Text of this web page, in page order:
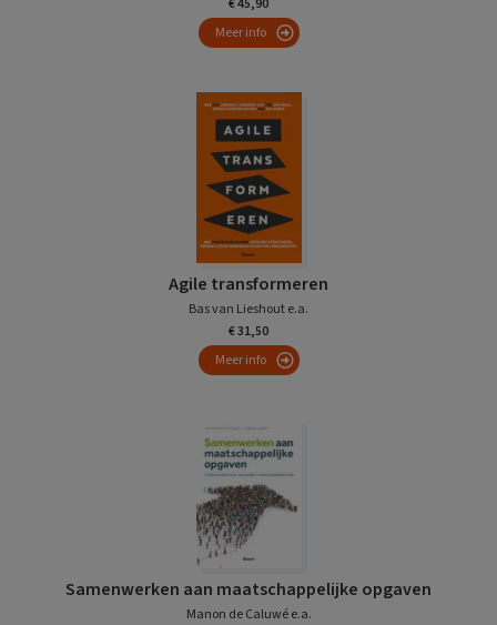
Meer info
Agile transformeren
Bas van Lieshout e.a.
€ 31,50
Meer info
Samenwerken aan maatschappelijke opgaven
Manon de Caluwé e.a.